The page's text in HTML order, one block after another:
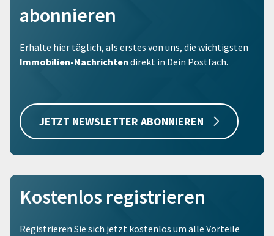
abonnieren
Erhalte hier täglich, als erstes von uns, die wichtigsten
Immobilien-Nachrichten direkt in Dein Postfach.
JETZT NEWSLETTER ABONNIEREN
Kostenlos registrieren
Registrieren Sie sich jetzt kostenlos um alle Vorteile